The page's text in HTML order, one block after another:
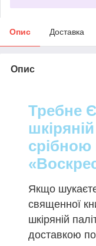
Опис Доставка
Опис
Требне
Якщо
священної
шкіряній
доставкою по